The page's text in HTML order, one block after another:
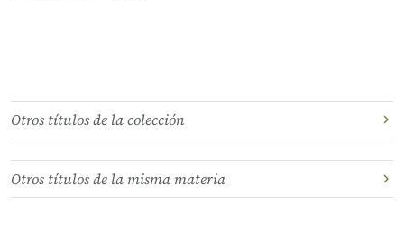
Otros títulos de la colección
Otros títulos de la misma materia